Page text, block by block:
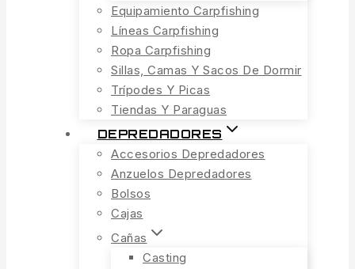
Equipamiento Carpfishing
Líneas Carpfishing
Ropa Carpfishing
Sillas, Camas Y Sacos De Dormir
Trípodes Y Picas
Tiendas Y Paraguas
DEPREDADORES
Accesorios Depredadores
Anzuelos Depredadores
Bolsos
Cajas
Cañas
Casting